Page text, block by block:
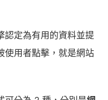
認定為有用的資料並提
使用者點擊，就是網站